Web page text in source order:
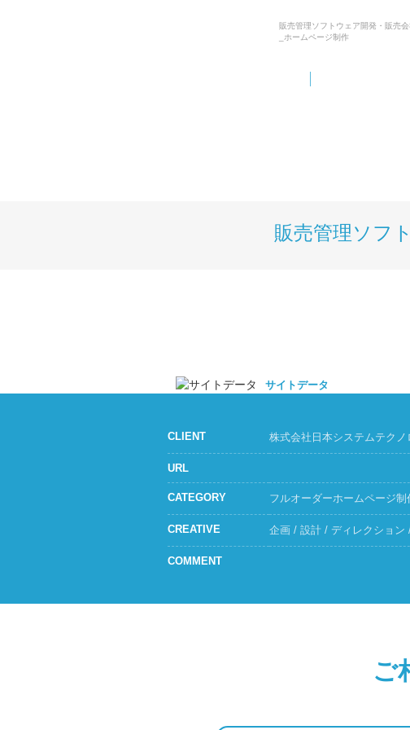
販売管理ソフトウェア開発・販売会
_ホームページ制作
販売管理ソフ
サイトデータ
CLIENT 株式会社日本システムテク
URL
CATEGORY フルオーダーホームページ制
CREATIVE 企画 / 設計 / ディレクション
COMMENT
ご